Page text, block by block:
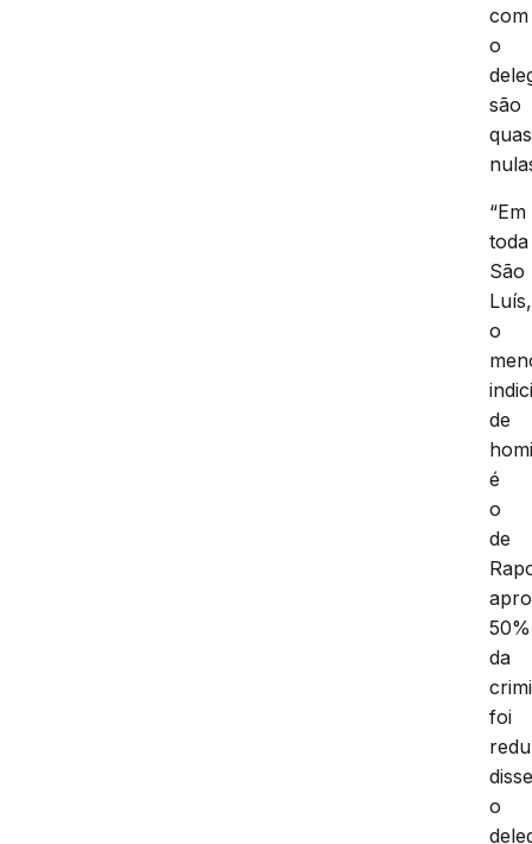
com
o
são
“Em
toda
São
Luís,
o
de
é
o
de
50%
da
foi
o